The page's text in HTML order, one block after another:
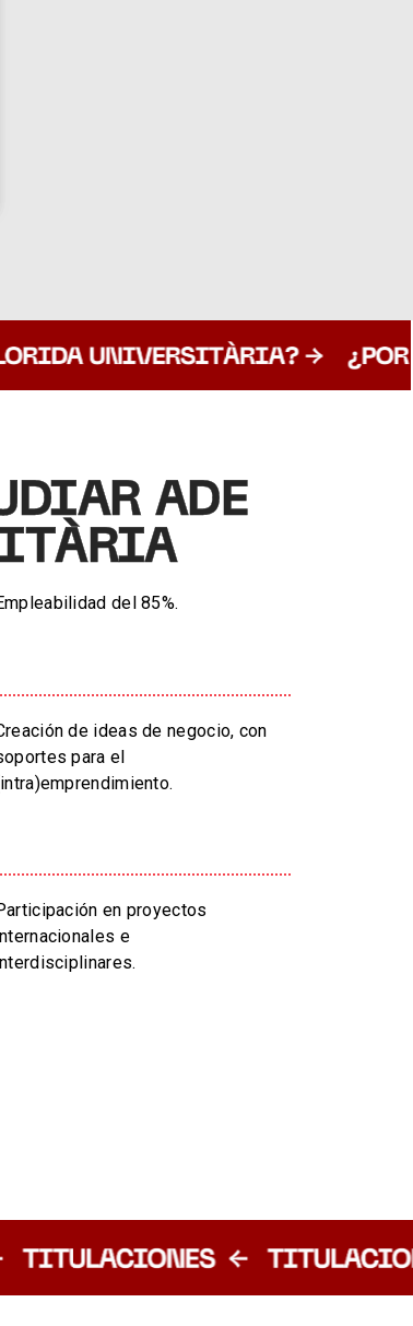
ADE
del 85%.
de ideas de negocio, con
para el
en proyectos
e